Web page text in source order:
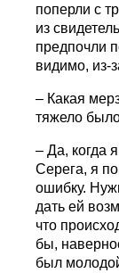
поперли с
из
предпочли
видимо, из-
– Какая
тяжело
– Да, когда
Серега, я
ошибку.
дать ей
что
бы,
был